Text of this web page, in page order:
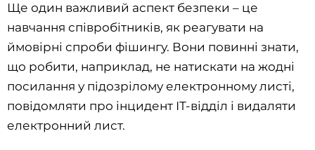
Ще один важливий аспект безпеки – це
навчання співробітників, як реагувати на
ймовірні спроби фішингу. Вони повинні знати,
що робити, наприклад, не натискати на жодні
посилання у підозрілому електронному листі,
повідомляти про інцидент ІТ-відділ і видаляти
електронний лист.